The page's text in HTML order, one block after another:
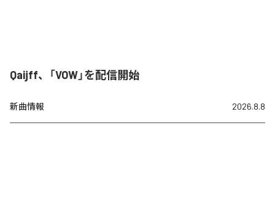
Qaijff、「VOW」を配信開始
新曲情報 2026.8.8